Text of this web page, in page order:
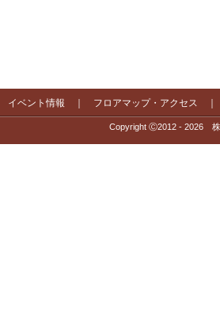
イベント情報 フロアマップ・アクセス
Copyright Ⓒ2012 - 2026 株